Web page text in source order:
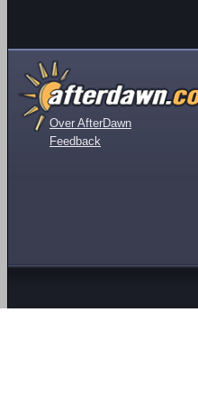
Over AfterDawn
Feedback